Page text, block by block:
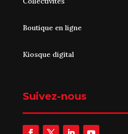
Boutique en ligne
Kiosque digital
Suivez-nous